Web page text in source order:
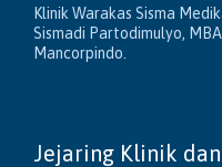
Klinik Warakas Sisma
Sismadi Partodimulyo,
Mancorpindo.
Jejaring Klinik